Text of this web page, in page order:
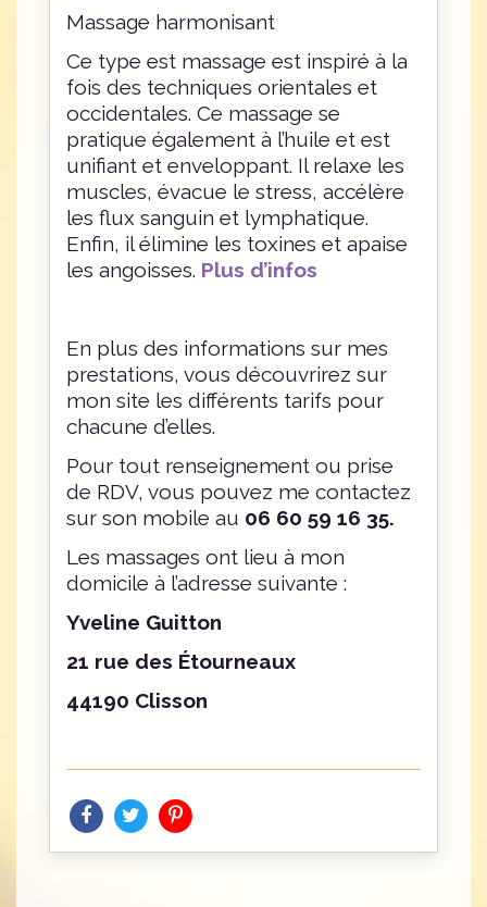
Massage harmonisant
Ce type est massage est inspiré à la
fois des techniques orientales et
occidentales. Ce massage se
pratique également à l’huile et est
unifiant et enveloppant. Il relaxe les
muscles, évacue le stress, accélère
les flux sanguin et lymphatique.
Enfin, il élimine les toxines et apaise
les angoisses. Plus d’infos
En plus des informations sur mes
prestations, vous découvrirez sur
mon site les différents tarifs pour
chacune d’elles.
Pour tout renseignement ou prise
de RDV, vous pouvez me contactez
sur son mobile au 06 60 59 16 35.
Les massages ont lieu à mon
domicile à l’adresse suivante :
Yveline Guitton
21 rue des Étourneaux
44190 Clisson